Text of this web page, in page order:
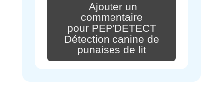
Ajouter un
commentaire
pour PEP'DETECT
Détection canine de
punaises de lit